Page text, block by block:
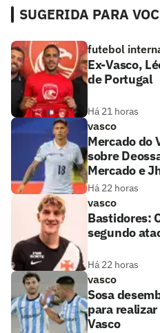
SUGERIDA PARA
futebol
Ex-Vasco,
de Portugal
Há 21 horas
vasco
Mercado do
sobre
Mercado e
Há 22 horas
vasco
Bastidores:
segundo
Há 22 horas
vasco
Sosa
para
Vasco